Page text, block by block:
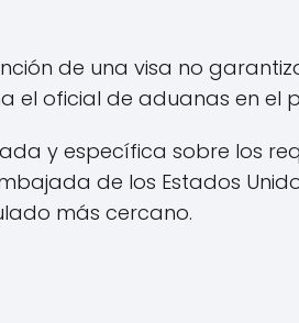
de una visa no
el oficial de aduanas en el
y específica sobre los
de los Estados
más cercano.